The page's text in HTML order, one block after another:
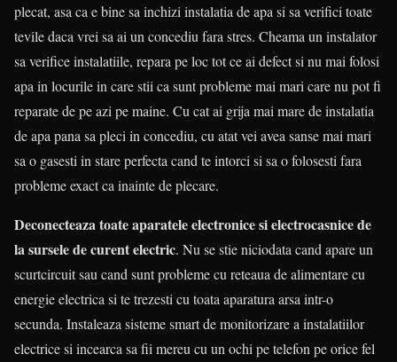
plecat, asa ca e bine sa inchizi instalatia de apa si sa verifici toate
tevile daca vrei sa ai un concediu fara stres. Cheama un instalator
sa verifice instalatiile, repara pe loc tot ce ai defect si nu mai folosi
apa in locurile in care stii ca sunt probleme mai mari care nu pot fi
reparate de pe azi pe maine. Cu cat ai grija mai mare de instalatia
de apa pana sa pleci in concediu, cu atat vei avea sanse mai mari
sa o gasesti in stare perfecta cand te intorci si sa o folosesti fara
probleme exact ca inainte de plecare.
Deconecteaza toate aparatele electronice si electrocasnice de
la sursele de curent electric. Nu se stie niciodata cand apare un
scurtcircuit sau cand sunt probleme cu reteaua de alimentare cu
energie electrica si te trezesti cu toata aparatura arsa intr-o
secunda. Instaleaza sisteme smart de monitorizare a instalatiilor
electrice si incearca sa fii mereu cu un ochi pe telefon pe orice fel